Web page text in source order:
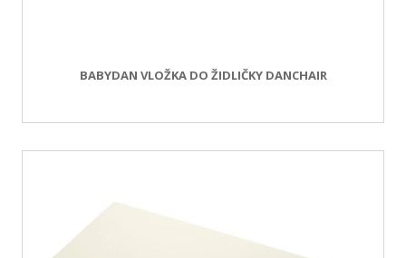
BABYDAN VLOŽKA DO ŽIDLIČKY DANCHAIR